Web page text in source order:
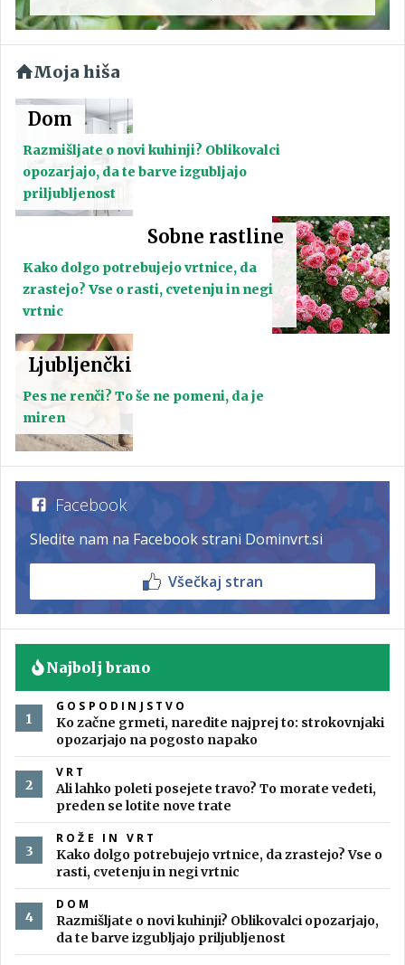
Moja hiša
Dom
Razmišljate o novi kuhinji? Oblikovalci
opozarjajo, da te barve izgubljajo
priljubljenost
Sobne rastline
Kako dolgo potrebujejo vrtnice, da
zrastejo? Vse o rasti, cvetenju in negi
vrtnic
Ljubljenčki
Pes ne renči? To še ne pomeni, da je
miren
Facebook
Sledite nam na Facebook strani Dominvrt.si
Všečkaj stran
Najbolj brano
GOSPODINJSTVO
Ko začne grmeti, naredite najprej to: strokovnjaki
opozarjajo na pogosto napako
VRT
Ali lahko poleti posejete travo? To morate vedeti,
preden se lotite nove trate
ROŽE IN VRT
Kako dolgo potrebujejo vrtnice, da zrastejo? Vse o
rasti, cvetenju in negi vrtnic
DOM
Razmišljate o novi kuhinji? Oblikovalci opozarjajo,
da te barve izgubljajo priljubljenost